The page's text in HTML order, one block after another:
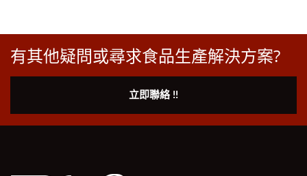
有其他疑問或尋求食品生產解決方案?
立即聯絡 !!